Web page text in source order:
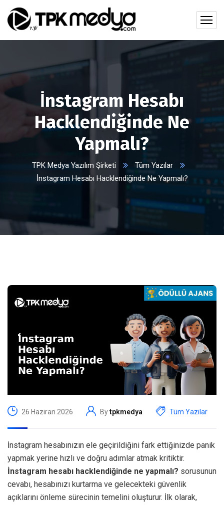
İ̇nstagram Hesabı
Hacklendiğinde Ne
Yapmalı?
TPK Medya Yazılım Şirketi
Tüm Yazılar
İ̇nstagram Hesabı Hacklendiğinde Ne Yapmalı?
26 Haziran 2026 Bytpkmedya Tüm Yazılar
İnstagram hesabınızın ele geçirildiğini fark ettiğinizde panik
yapmak yerine hızlı ve doğru adımlar atmak kritiktir.
İnstagram hesabı hacklendiğinde ne yapmalı? sorusunun
cevabı, hesabınızı kurtarma ve gelecekteki güvenlik
açıklarını önleme sürecinin temelini oluşturur. İlk olarak,